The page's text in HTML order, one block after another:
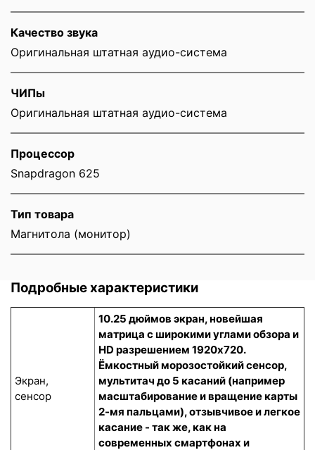
Качество звука
Оригинальная штатная аудио-система
ЧИПы
Оригинальная штатная аудио-система
Процессор
Snapdragon 625
Тип товара
Магнитола (монитор)
Подробные характеристики
Экран,
сенсор
10.25 дюймов экран, новейшая
матрица с широкими углами обзора и
HD разрешением 1920x720.
Ёмкостный морозостойкий сенсор,
мультитач до 5 касаний (например
масштабирование и вращение карты
2-мя пальцами), отзывчивое и легкое
касание - так же, как на
современных смартфонах и